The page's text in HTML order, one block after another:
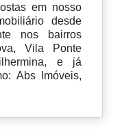
em nosso
desde
nos bairros
Vila Ponte
e já
Abs Imóveis,